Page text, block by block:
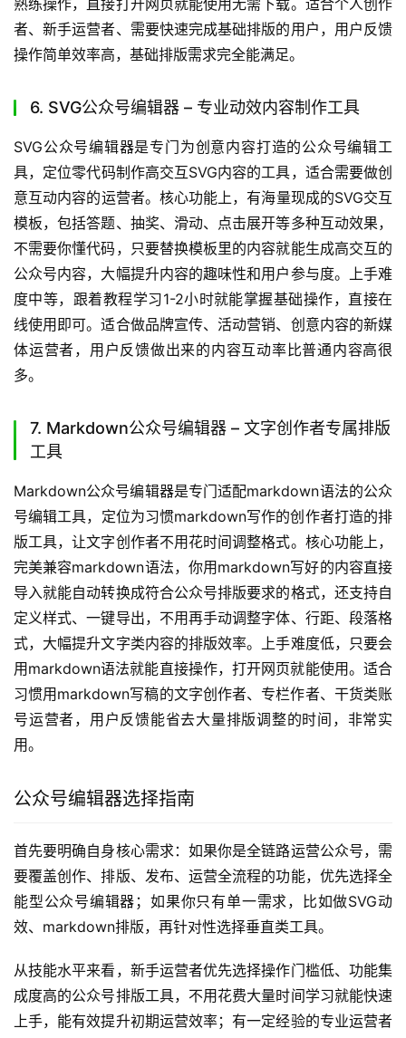
图片插入、音频视频添加，操作逻辑和公众号后台完全一
致，编辑完成后可以直接发布，不用跨平台同步内容，避免
格式错乱问题。上手零难度，只要会操作公众号后台就能直
版、不想额外安装工具的运营者，用户反馈操作便捷无额外
成本，基础需求完全可以满足。
5. 排版侠 – 轻量高效排版工具
排版侠是主打轻量快速排版的公众号排版工具，定位低门槛
快速美化图文的编辑工具，适合对排版要求不高、需要快速
出稿的用户。核心功能上，自带丰富的基础样式、通用模
板，支持一键排版、格式刷、一键清除格式等实用功能，导
入写好的文字内容，一键就能完成基础美化，耗时仅需几分
钟。上手难度低，界面简洁没有冗余功能，新手几分钟就能
熟练操作，直接打开网页就能使用无需下载。适合个人创作
操作简单效率高，基础排版需求完全能满足。
6. SVG公众号编辑器 – 专业动效内容制作工具
SVG公众号编辑器是专门为创意内容打造的公众号编辑工
具，定位零代码制作高交互SVG内容的工具，适合需要做创
意互动内容的运营者。核心功能上，有海量现成的SVG交互
模板，包括答题、抽奖、滑动、点击展开等多种互动效果，
不需要你懂代码，只要替换模板里的内容就能生成高交互的
公众号内容，大幅提升内容的趣味性和用户参与度。上手难
度中等，跟着教程学习1-2小时就能掌握基础操作，直接在
线使用即可。适合做品牌宣传、活动营销、创意内容的新媒
体运营者，用户反馈做出来的内容互动率比普通内容高很
多。
7. Markdown公众号编辑器 – 文字创作者专属排版
Markdown公众号编辑器是专门适配markdown语法的公众
号编辑工具，定位为习惯markdown写作的创作者打造的排
版工具，让文字创作者不用花时间调整格式。核心功能上，
导入就能自动转换成符合公众号排版要求的格式，还支持自
定义样式、一键导出，不用再手动调整字体、行距、段落格
式，大幅提升文字类内容的排版效率。上手难度低，只要会